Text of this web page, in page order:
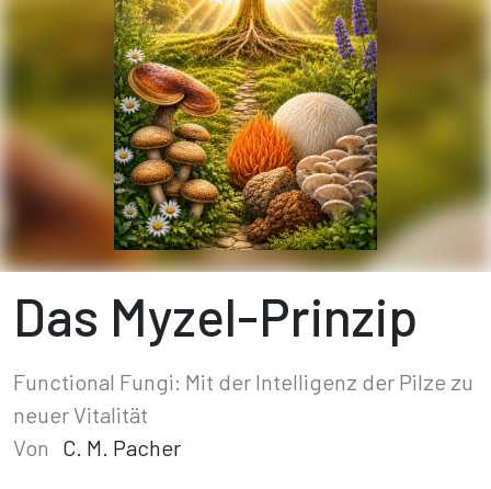
Das Myzel-Prinzip
Functional Fungi: Mit der Intelligenz der Pilze zu
neuer Vitalität
Von
C. M. Pacher